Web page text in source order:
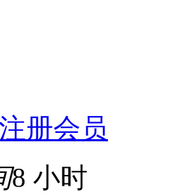
册会员
8 小时